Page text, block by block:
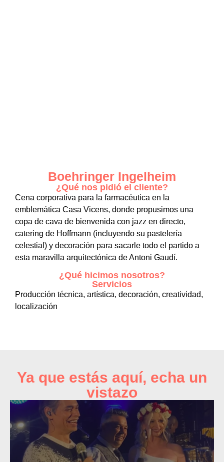
Boehringer Ingelheim
¿Qué nos pidió el cliente?
Cena corporativa para la farmacéutica en la
emblemática Casa Vicens, donde propusimos una
copa de cava de bienvenida con jazz en directo,
catering de Hoffmann (incluyendo su pastelería
celestial) y decoración para sacarle todo el partido a
esta maravilla arquitectónica de Antoni Gaudí.
¿Qué hicimos nosotros?
Servicios
Producción técnica, artística, decoración, creatividad,
localización
Ya que estás aquí, echa un
vistazo